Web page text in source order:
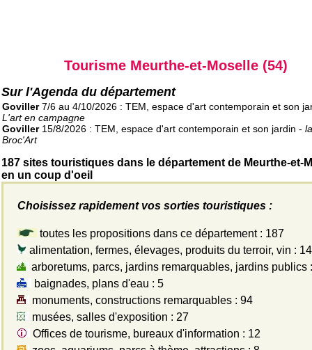
Tourisme Meurthe-et-Moselle (54)
Sur l'Agenda du département
Goviller7/6 au 4/10/2026 : TEM, espace d'art contemporain et son
L'art en campagne
Goviller15/8/2026 : TEM, espace d'art contemporain et son jardin - la
Broc'Art
187 sites touristiques dans le département de Meurthe-et-
en un coup d'oeil
Choisissez rapidement vos sorties touristiques :
toutes les propositions dans ce département : 187
alimentation, fermes, élevages, produits du terroir, vin : 14
arboretums, parcs, jardins remarquables, jardins publics
baignades, plans d'eau : 5
monuments, constructions remarquables : 94
musées, salles d'exposition : 27
Offices de tourisme, bureaux d'information : 12